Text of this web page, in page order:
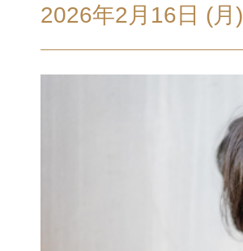
2026年2月16日 (月)